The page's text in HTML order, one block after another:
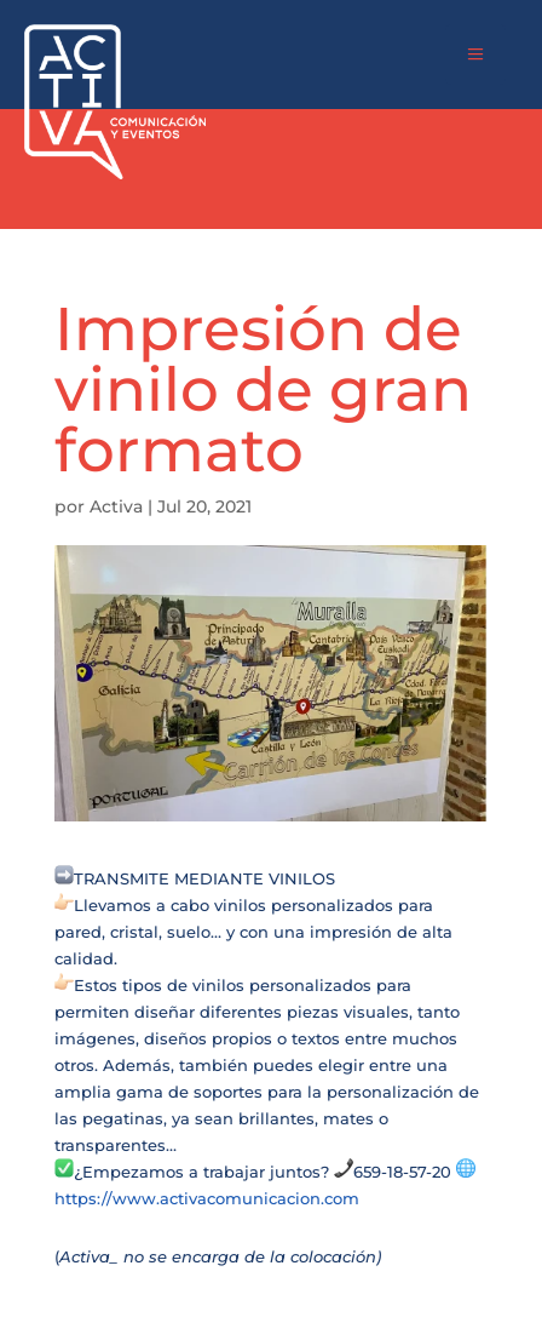
a
Impresión de
vinilo de gran
formato
por Activa| Jul 20, 2021
TRANSMITE MEDIANTE VINILOS
Llevamos a cabo vinilos personalizados para
pared, cristal, suelo… y con una impresión de alta
calidad.
Estos tipos de vinilos personalizados para
permiten diseñar diferentes piezas visuales, tanto
imágenes, diseños propios o textos entre muchos
otros. Además, también puedes elegir entre una
amplia gama de soportes para la personalización de
las pegatinas, ya sean brillantes, mates o
transparentes…
¿Empezamos a trabajar juntos?
659-18-57-20
https://www.activacomunicacion.com
(Activa_ no se encarga de la colocación)